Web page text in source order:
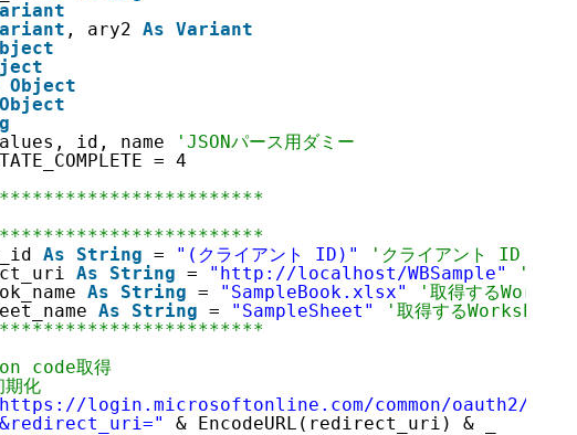
, ary2 As Variant
Object
Object
id, name
'JSONパース用ダミー
= 4
As String = "(クライアント ID)"
'クライアント ID
As String = " http://localhost/WBSample"
'リダ
As String = "SampleBook.xlsx"
'取得する
As String = "SampleSheet"
'取得するWorksheet名
code取得
化
https://login.microsoftonline.com/common/oauth2/
& EncodeURL(redirect_uri) & _